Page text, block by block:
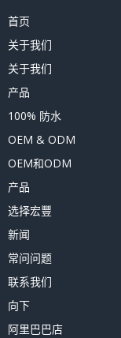
首页
关于我们
关于我们
产品
100% 防水
OEM & ODM
OEM和ODM
产品
选择宏豐
新闻
常问问题
联系我们
向下
阿里巴巴店